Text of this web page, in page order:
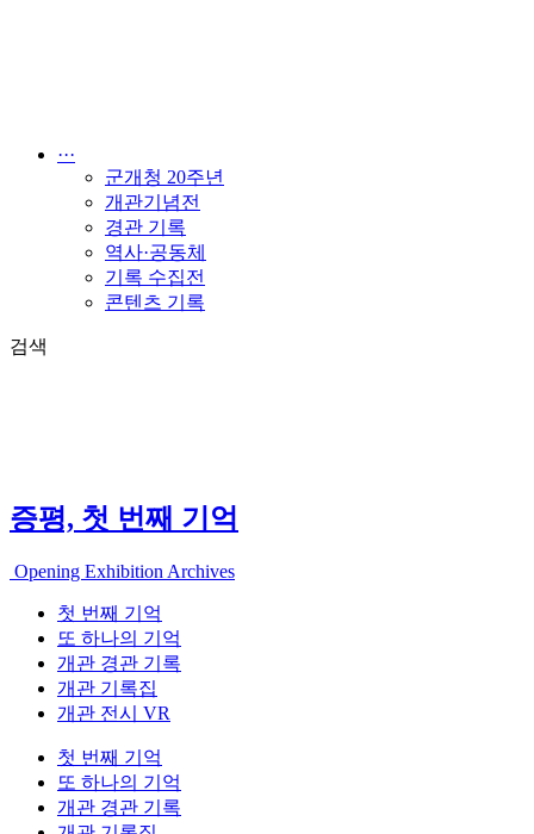
···
군개청 20주년
개관기념전
경관 기록
역사·공동체
기록 수집전
콘텐츠 기록
검색
증평, 첫 번째 기억
Opening Exhibition Archives
첫 번째 기억
또 하나의 기억
개관 경관 기록
개관 기록집
개관 전시 VR
첫 번째 기억
또 하나의 기억
개관 경관 기록